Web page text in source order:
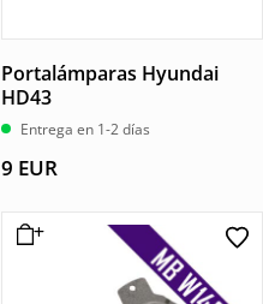
Portalámparas Hyundai
HD43
Entrega en 1-2 días
9 EUR